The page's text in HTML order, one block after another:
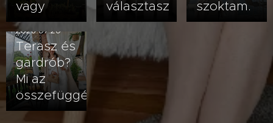
vagy
választasz
szoktam.
2026.07.20
Terasz és
gardrób?
Mi az
összefüggés?